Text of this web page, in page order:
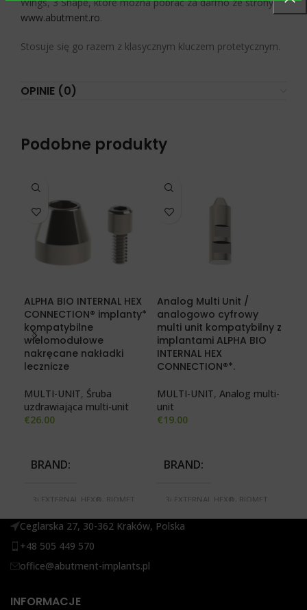
www.abutment.ro.
Stosuje się go razem z klasycznym kluczem protetycznym.
OPINIE (0)
Podobne produkty
ALPHA BIO INTERNAL HEX
CONNECTION® implanty*
kompatybilne
wielomodułowe
nakręcane nakładki
lecznicze
MULTI-UNIT, Śruba
uzdrawiająca multi-unit
€26.00
BRAND
3i EXTERNAL HEX®, BIOMET
SKY®, MEGAGEN ANYONE®,
MEGAGEN ANYRIDGE
SERIES®, MIS SEVEN®,
NOBEL ACTIVE®, NOBEL
REPLACE SELECT®,
STRAUMANN BONE LEVEL®,
Analog Multi Unit /
analogowo cyfrowy
multi unit kompatybilny z
implantami ALPHA BIO
INTERNAL HEX
CONNECTION®*.
MULTI-UNIT, Analog multi-
unit
€19.00
BRAND
3i EXTERNAL HEX®, BIOMET
SKY®, MEGAGEN ANYONE®,
MEGAGEN ANYRIDGE
Ceglarska 27, 30-362 Kraków, Polska
+48 505 449 570
office@abutment-implants.pl
INFORMACJE